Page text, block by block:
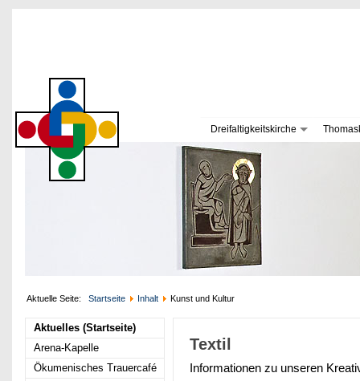
Dreifaltigkeitskirche
Aktuelle Seite: Startseite Inhalt Kunst und Kultur
Aktuelles (Startseite)
Arena-Kapelle
Ökumenisches Trauercafé
Textil
Informationen zu unseren